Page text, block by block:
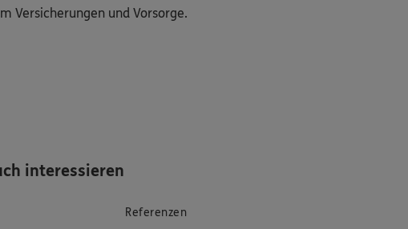
Versicherungen und Vorsorge.
interessieren
Referenzen